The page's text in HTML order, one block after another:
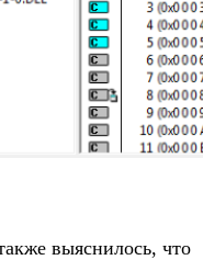
выяснилось, что